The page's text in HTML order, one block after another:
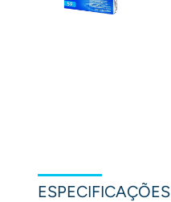
ESPECIFICAÇÕES